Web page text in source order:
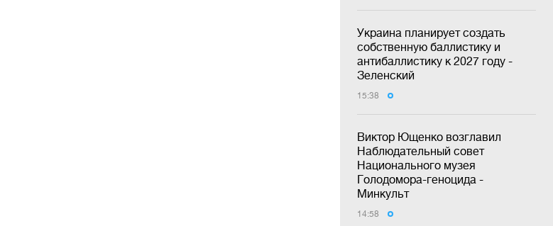
Украина планирует создать
собственную баллистику и
антибаллистику к 2027 году -
Зеленский
15:38
Виктор Ющенко возглавил
Наблюдательный совет
Национального музея
Голодомора-геноцида -
Минкульт
14:58